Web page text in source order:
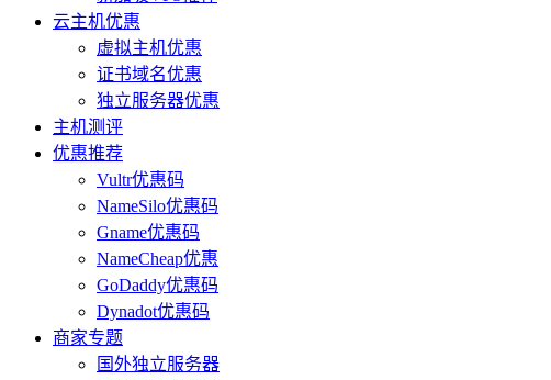
云主机优惠
虚拟主机优惠
证书域名优惠
独立服务器优惠
主机测评
优惠推荐
Vultr优惠码
NameSilo优惠码
Gname优惠码
NameCheap优惠
GoDaddy优惠码
Dynadot优惠码
商家专题
国外独立服务器